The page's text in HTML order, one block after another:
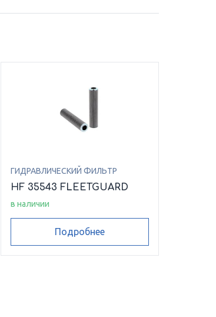
ГИДРАВЛИЧЕСКИЙ ФИЛЬТР
HF 35543 FLEETGUARD
в наличии
Подробнее